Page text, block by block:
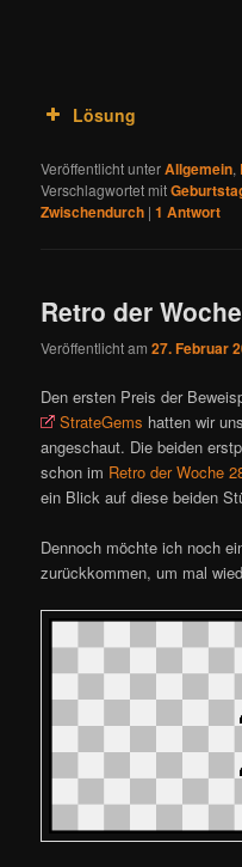
Lösung
Veröffentlicht unterAllgemein,
Verschlagwortet mit
Zwischendurch |1 Antwort
Retro der
Veröffentlicht am27. Februar
Den ersten Preis der
StrateGems hatten wir
angeschaut. Die beiden
schon im Retro der Woche
ein Blick auf diese beiden
Dennoch möchte ich noch
zurückkommen, um mal